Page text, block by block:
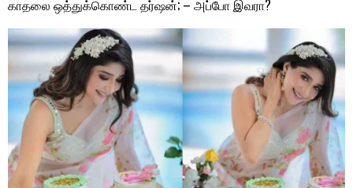
காதலை ஒத்துக்கொண்ட தர்ஷன்; – அப்போ இவரா?